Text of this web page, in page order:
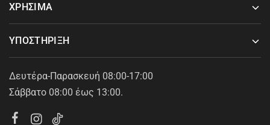
ΧΡΗΣΙΜΑ
ΥΠΟΣΤΗΡΙΞΗ
Δευτέρα-Παρασκευή 08:00-17:00
Σάββατο 08:00 έως 13:00.